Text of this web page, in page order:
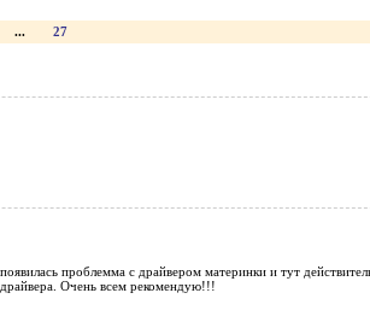
... 27
проблемма с драйвером материнки и тут
Очень всем рекомендую!!!